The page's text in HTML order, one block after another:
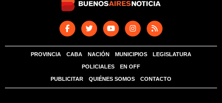
PROVINCIA CABA NACIÓN MUNICIPIOS LEGISLATURA
POLICIALES EN OFF
PUBLICITAR QUIÉNES SOMOS CONTACTO